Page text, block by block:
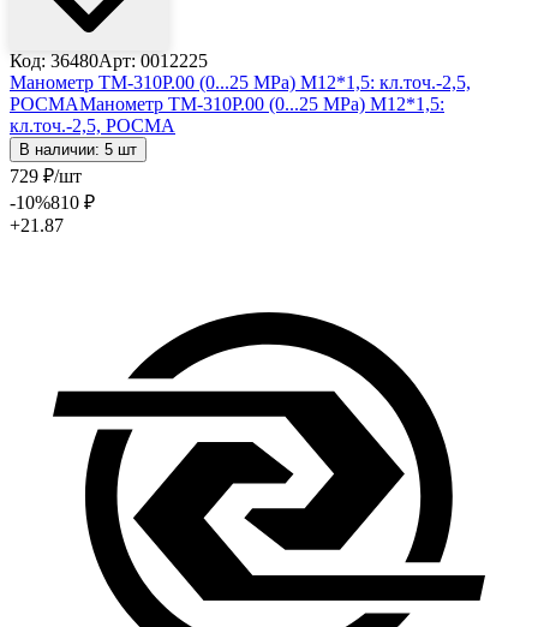
Код: 36480Арт: 0012225
Манометр ТМ-310Р.00 (0...25 MPa) М12*1,5: кл.точ.-2,5,
РОСМАМанометр ТМ-310Р.00 (0...25 MPa) М12*1,5:
кл.точ.-2,5, РОСМА
В наличии: 5 шт
729 ₽/шт
-10%810 ₽
+21.87